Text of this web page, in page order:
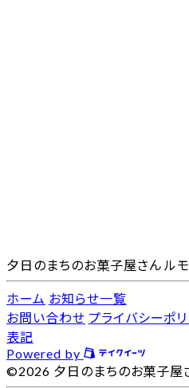
夕日のまちのお菓子屋さん ル
ホーム お知らせ一覧
お問い合わせ プライバシーポ
表記
Powered by
©2026 夕日のまちのお菓子屋